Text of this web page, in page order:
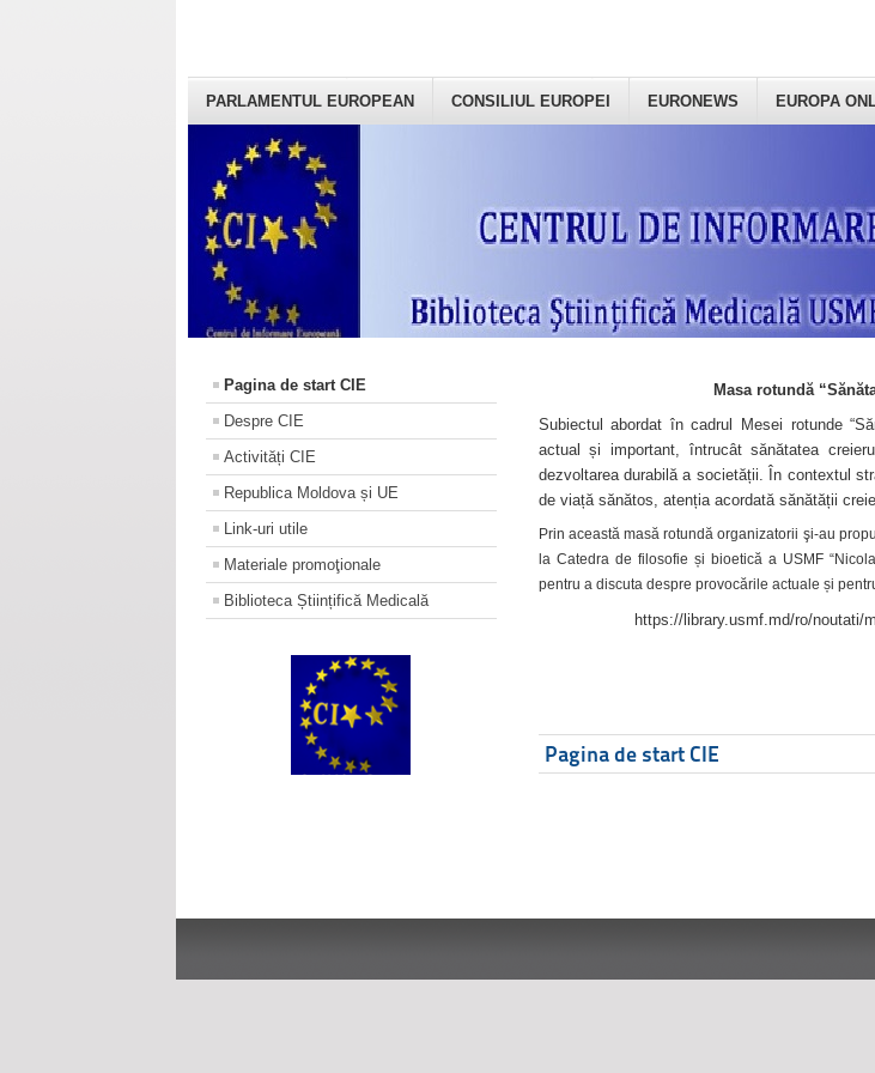
PARLAMENTUL EUROPEAN CONSILIUL EUROPEI EURONEWS EUROPA
Pagina de start CIE
Despre CIE
Activități CIE
Republica Moldova și UE
Link-uri utile
Materiale promoţionale
Biblioteca Științifică Medicală
Masa rotundă
Subiectul abordat în cadrul Mesei rotunde
actual și important, întrucât sănătatea
dezvoltarea durabilă a societății. În contextul
de viață sănătos, atenția acordată sănătății
Prin această masă rotundă organizatorii şi-au
la Catedra de filosofie și bioetică a USMF
pentru a discuta despre provocările actuale și
https://library.usmf.md/ro/noutati/
Pagina de start CIE